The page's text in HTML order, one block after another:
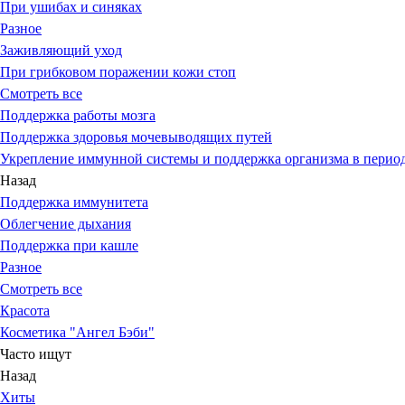
При ушибах и синяках
Разное
Заживляющий уход
При грибковом поражении кожи стоп
Смотреть все
Поддержка работы мозга
Поддержка здоровья мочевыводящих путей
Укрепление иммунной системы и поддержка организма в
Назад
Поддержка иммунитета
Облегчение дыхания
Поддержка при кашле
Разное
Смотреть все
Красота
Косметика "Ангел Бэби"
Часто ищут
Назад
Хиты